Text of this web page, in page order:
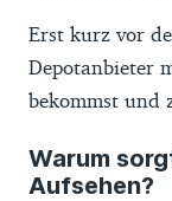
Erst kurz vor
Depotanbieter
bekommst und
Warum
Aufsehen?